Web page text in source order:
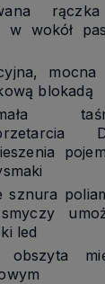
w wokół
blokadą
sznura
led
obszyta